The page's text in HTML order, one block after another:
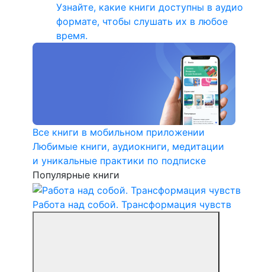
Узнайте, какие книги доступны в аудио
формате, чтобы слушать их в любое
время.
Все книги в мобильном приложении
Любимые книги, аудиокниги, медитации
и уникальные практики по подписке
Популярные книги
Работа над собой. Трансформация чувств